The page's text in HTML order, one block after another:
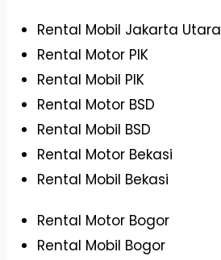
Rental Mobil Jakarta Utara
Rental Motor PIK
Rental Mobil PIK
Rental Motor BSD
Rental Mobil BSD
Rental Motor Bekasi
Rental Mobil Bekasi
Rental Motor Bogor
Rental Mobil Bogor